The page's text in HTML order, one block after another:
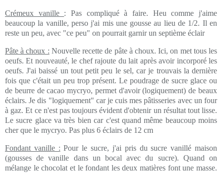
Crémeux vanille : Pas compliqué à faire. Heu comme j'aime
beaucoup la vanille, perso j'ai mis une gousse au lieu de 1/2. Il en
reste un peu, avec "ce peu" on pourrait garnir un septième éclair
Pâte à choux : Nouvelle recette de pâte à choux. Ici, on met tous les
oeufs. Et nouveauté, le chef rajoute du lait après avoir incorporé les
oeufs. J'ai baissé un tout petit peu le sel, car je trouvais la dernière
fois que c'était un peu trop présent. Le poudrage de sucre glace ou
de beurre de cacao mycryo, permet d'avoir (logiquement) de beaux
éclairs. Je dis "logiquement" car je cuis mes pâtisseries avec un four
à gaz. Et ce n'est pas toujours évident d'obtenir un résultat tout lisse.
Le sucre glace va très bien car c'est quand même beaucoup moins
cher que le mycryo. Pas plus 6 éclairs de 12 cm
Fondant vanille : Pour le sucre, j'ai pris du sucre vanillé maison
(gousses de vanille dans un bocal avec du sucre). Quand on
mélange le chocolat et le fondant les deux matières font une masse.